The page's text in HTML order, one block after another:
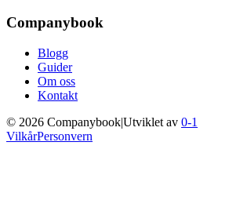
Companybook
Blogg
Guider
Om oss
Kontakt
© 2026 Companybook|Utviklet av 0-1
VilkårPersonvern